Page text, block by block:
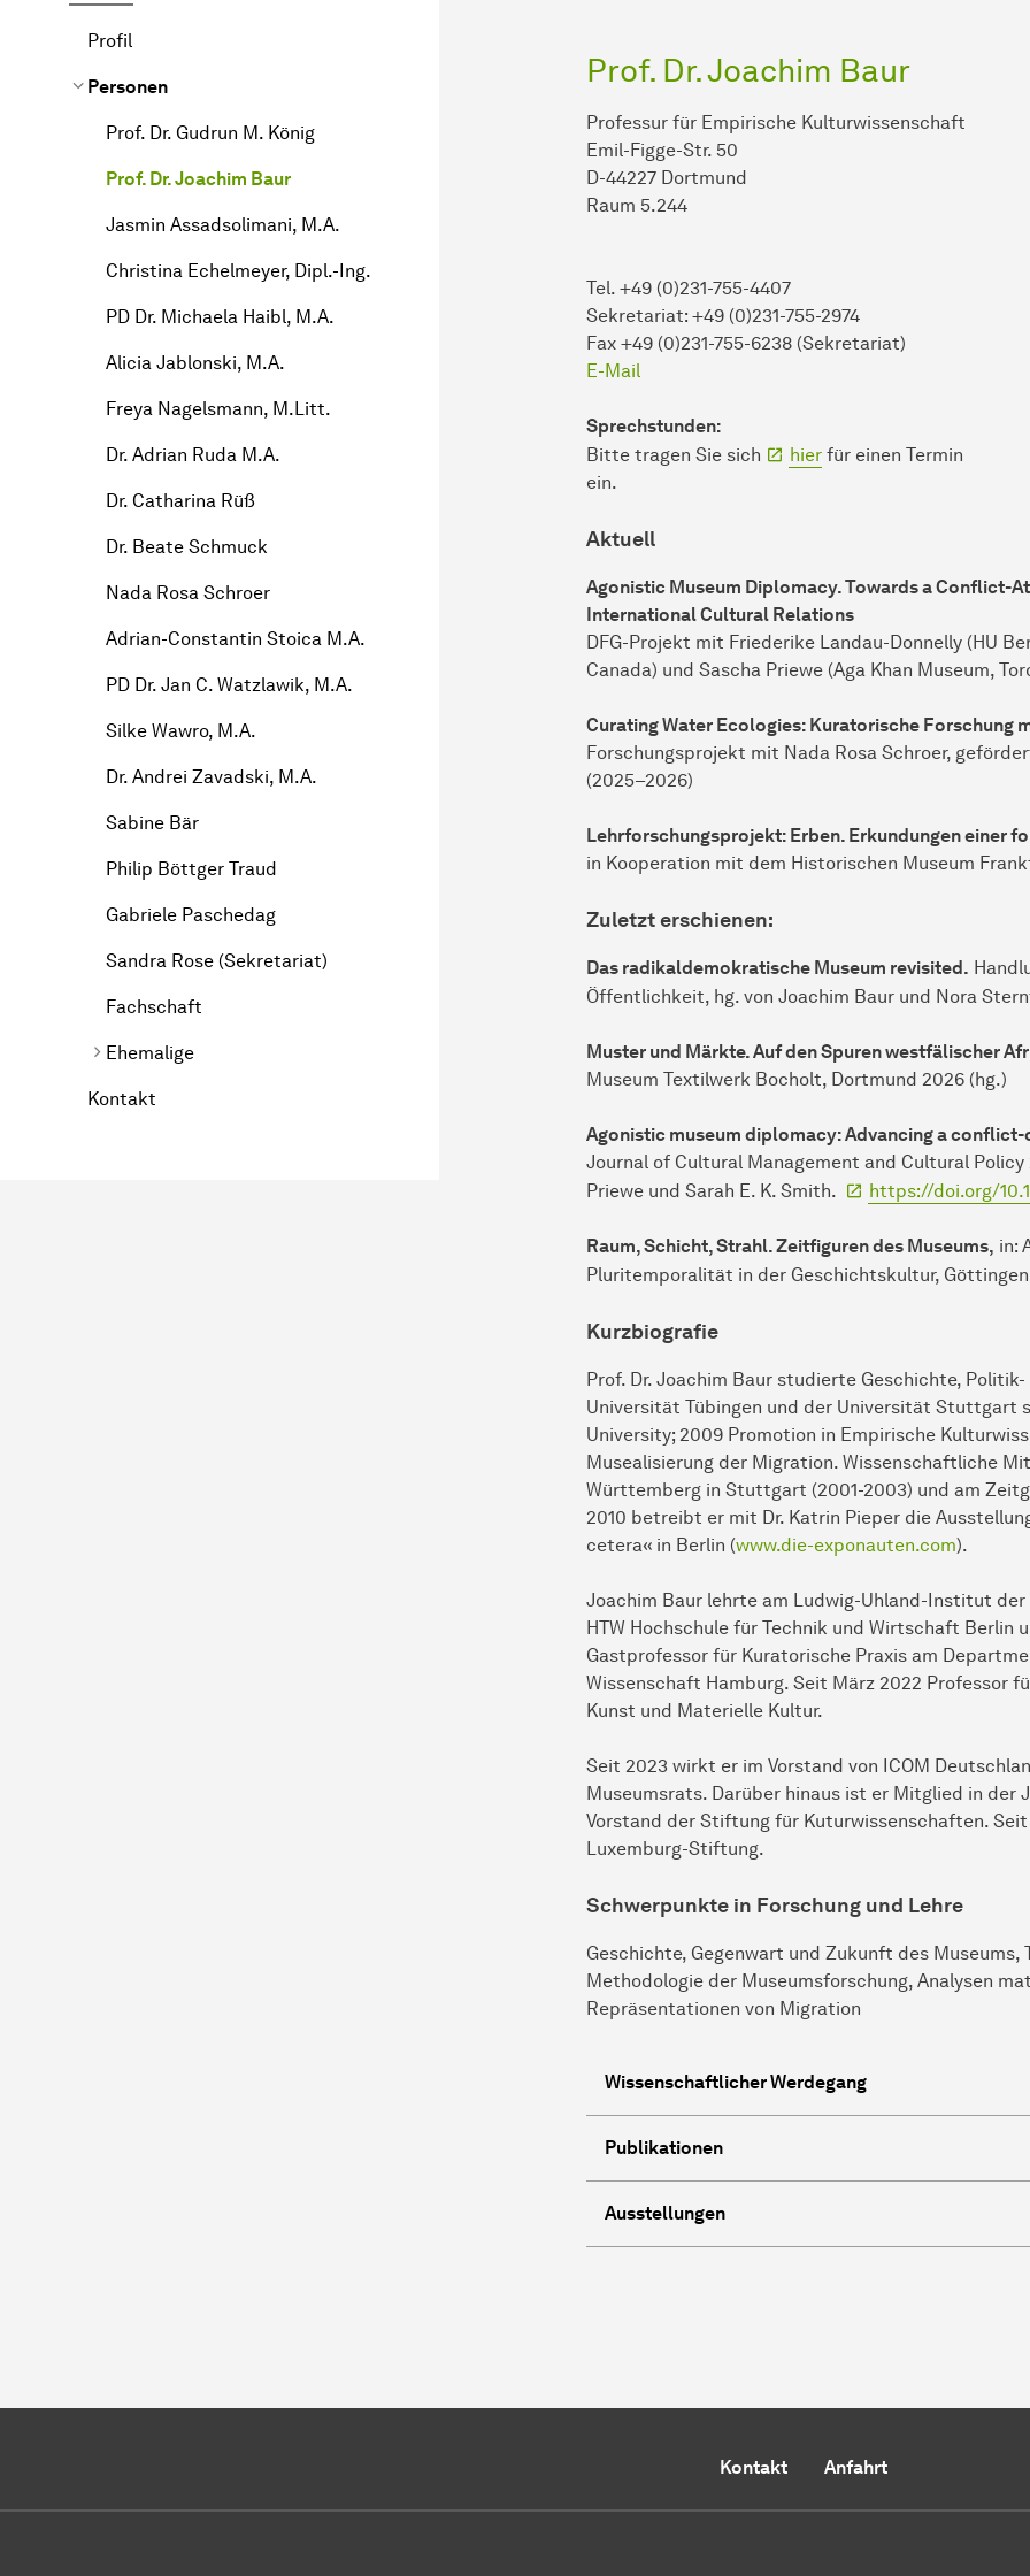
Profil
Personen
Prof. Dr. Gudrun M. König
Prof. Dr. Joachim Baur
Jasmin Assadsolimani, M.A.
Christina Echelmeyer, Dipl.-Ing.
PD Dr. Michaela Haibl, M.A.
Alicia Jablonski, M.A.
Freya Nagelsmann, M.Litt.
Dr. Adrian Ruda M.A.
Dr. Catharina Rüß
Dr. Beate Schmuck
Nada Rosa Schroer
Adrian-Constantin Stoica M.A.
PD Dr. Jan C. Watzlawik, M.A.
Silke Wawro, M.A.
Dr. Andrei Zavadski, M.A.
Sabine Bär
Philip Böttger Traud
Gabriele Paschedag
Sandra Rose (Sekretariat)
Fachschaft
Ehemalige
Kontakt
Prof. Dr. Joachim Baur
Professur für Empirische Kulturwissenschaft
Emil-Figge-Str. 50
D-44227 Dortmund
Raum 5.244
Tel. +49 (0)231-755-4407
Sekretariat: +49 (0)231-755-2974
Fax +49 (0)231-755-6238 (Sekretariat)
E-Mail
Sprechstunden:
Bitte tragen Sie sich
hier für einen Termin
ein.
Aktuell
Agonistic Museum Diplomacy. Towards a Conflict-
International Cultural Relations
DFG-Projekt mit Friederike Landau-Donnelly (HU
Canada) und Sascha Priewe (Aga Khan Museum,
Curating Water Ecologies: Kuratorische Forschung
Forschungsprojekt mit Nada Rosa Schroer,
(2025–2026)
Lehrforschungsprojekt: Erben. Erkundungen einer
in Kooperation mit dem Historischen Museum
Zuletzt erschienen:
Das radikaldemokratische Museum revisited.
Öffentlichkeit, hg. von Joachim Baur und Nora
Muster und Märkte. Auf den Spuren westfälischer
Museum Textilwerk Bocholt, Dortmund 2026 (hg.)
Agonistic museum diplomacy: Advancing a
Journal of Cultural Management and Cultural
Priewe und Sarah E. K. Smith.
https://doi.org/
Raum, Schicht, Strahl. Zeitfiguren des Museums, in:
Pluritemporalität in der Geschichtskultur, Göttingen
Kurzbiografie
Prof. Dr. Joachim Baur studierte Geschichte,
Universität Tübingen und der Universität Stuttgart
University; 2009 Promotion in Empirische
Musealisierung der Migration. Wissenschaftliche
Württemberg in Stuttgart (2001-2003) und am
2010 betreibt er mit Dr. Katrin Pieper die
cetera« in Berlin (www.die-exponauten.com).
Joachim Baur lehrte am Ludwig-Uhland-Institut
HTW Hochschule für Technik und Wirtschaft Berlin
Gastprofessor für Kuratorische Praxis am
Wissenschaft Hamburg. Seit März 2022 Professor
Kunst und Materielle Kultur.
Seit 2023 wirkt er im Vorstand von ICOM
Museumsrats. Darüber hinaus ist er Mitglied in der
Vorstand der Stiftung für Kuturwissenschaften.
Luxemburg-Stiftung.
Schwerpunkte in Forschung und Lehre
Geschichte, Gegenwart und Zukunft des Museums,
Methodologie der Museumsforschung, Analysen
Repräsentationen von Migration
Wissenschaftlicher Werdegang
Publikationen
Ausstellungen
Kontakt Anfahrt